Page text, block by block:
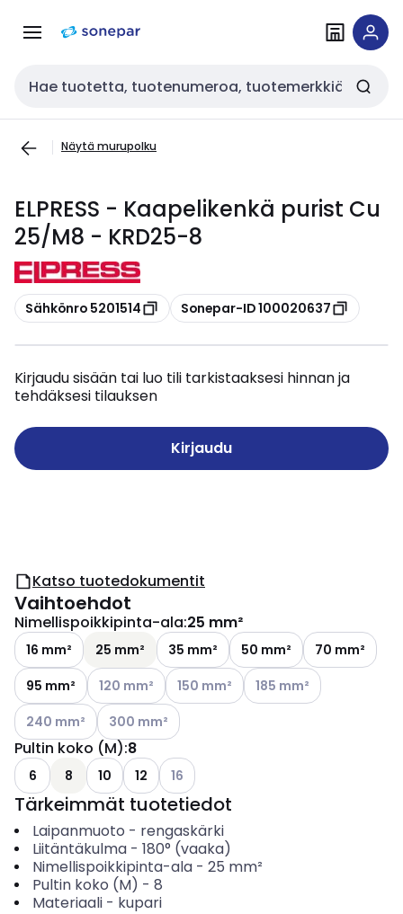
navigointiinsisältöön
Haku
Näytä murupolku
ELPRESS - Kaapelikenkä purist Cu
25/M8 - KRD25-8
Kopioi
Sähkönro 5201514 Kopioi
Sonepar-ID 100020637
Kirjaudu sisään tai luo tili tarkistaaksesi hinnan ja
tehdäksesi tilauksen
Kirjaudu
Katso tuotedokumentit
Vaihtoehdot
Nimellispoikkipinta-ala:25 mm²
16 mm² 25 mm² 35 mm² 50 mm²
70 mm²
95 mm²
Katso käytettävissä olevat vaihtoehdot
120 mm² Katso käytettävissä olevat
150 mm² Katso käytettävissä
185 mm²
Katso käytettävissä olevat vaihtoehdot
240 mm² Katso käytettävissä olevat vaihtoehdot
300 mm²
Pultin koko (M):8
6 8 10 12 Katso käytettävissä olevat
16
Tärkeimmät tuotetiedot
Laipanmuoto - rengaskärki
Liitäntäkulma- 180° (vaaka)
Nimellispoikkipinta-ala- 25 mm²
Pultin koko (M) - 8
Materiaali- kupari